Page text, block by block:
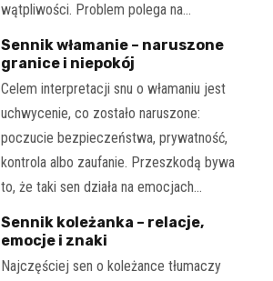
wątpliwości. Problem polega na…
Sennik włamanie – naruszone
granice i niepokój
Celem interpretacji snu o włamaniu jest
uchwycenie, co zostało naruszone:
poczucie bezpieczeństwa, prywatność,
kontrola albo zaufanie. Przeszkodą bywa
to, że taki sen działa na emocjach…
Sennik koleżanka – relacje,
emocje i znaki
Najczęściej sen o koleżance tłumaczy